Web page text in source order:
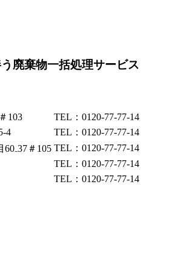
廃棄物一括処理サービス
103
TEL：0120-77-77-14
4
TEL：0120-77-77-14
＃105 TEL：0120-77-77-14
TEL：0120-77-77-14
TEL：0120-77-77-14